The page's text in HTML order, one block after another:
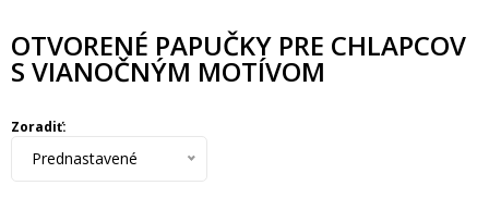
OTVORENÉ PAPUČKY PRE CHLAPCOV
S VIANOČNÝM MOTÍVOM
Zoradiť:
Prednastavené